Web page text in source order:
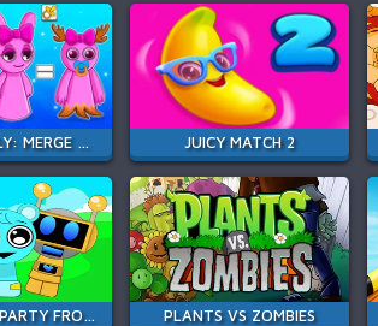
TREND FAMILY: MERGE ARENA JUICY MATCH 2
INCREDIBOX PARTY FROZEN SPRUNKI BEAT PLANTS VS ZOMBIES